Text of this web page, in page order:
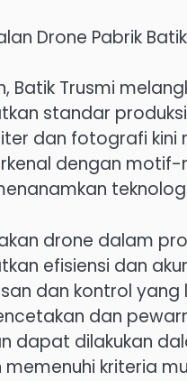
Drone Pabrik
Batik Trusmi
standar
dan fotografi kini
dengan
drone dalam
efisiensi dan
dan kontrol
dan
dapat dilakukan
memenuhi kriteria